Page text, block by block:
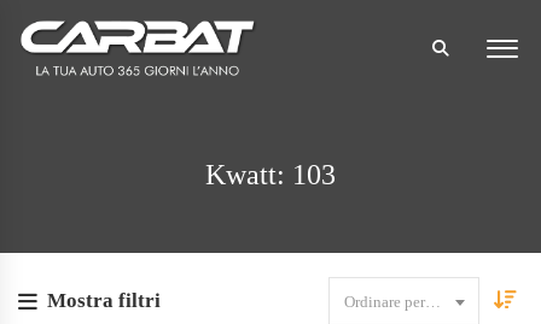
Kwatt: 103
Mostra filtri Ordinare per data